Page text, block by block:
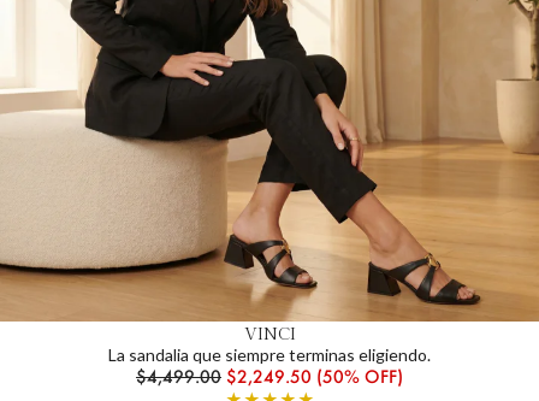
VINCI
La sandalia que siempre terminas eligiendo.
$4,499.00 $2,249.50 (50% OFF)